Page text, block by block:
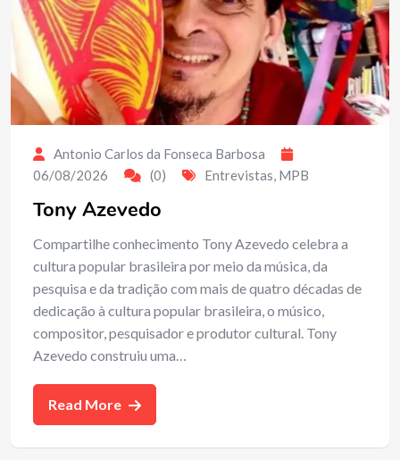
Antonio Carlos da Fonseca Barbosa
06/08/2026
(0) Entrevistas MPB
Tony Azevedo
Compartilhe conhecimento Tony Azevedo celebra a
cultura popular brasileira por meio da música, da
pesquisa e da tradição com mais de quatro décadas de
dedicação à cultura popular brasileira, o músico,
compositor, pesquisador e produtor cultural. Tony
Azevedo construiu uma…
Read More